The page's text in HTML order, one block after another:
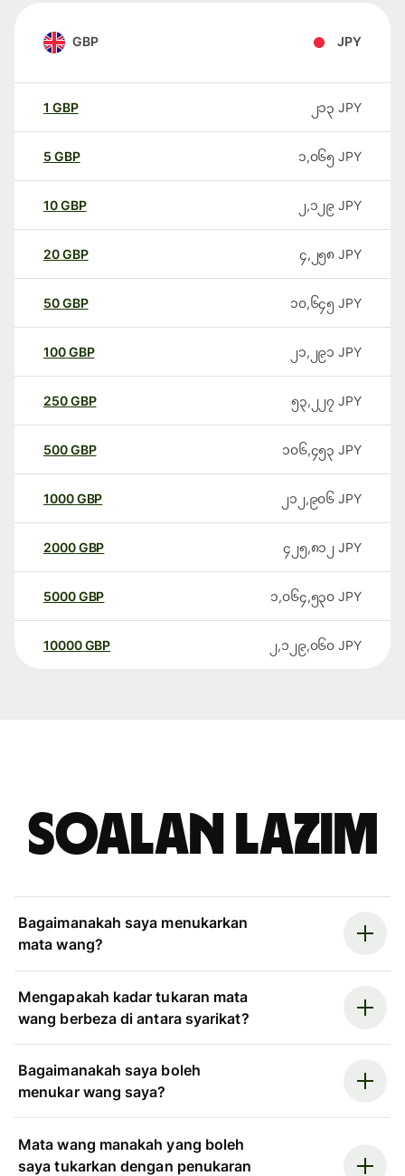
GBP JPY
1 GBP ၂၁၃ JPY
5 GBP ၁,၀၆၅ JPY
10GBP ၂,၁၂၉ JPY
20GBP ၄,၂၅၈ JPY
50GBP ၁၀,၆၄၅ JPY
100GBP ၂၁,၂၉၁ JPY
250GBP ၅၃,၂၂၇ JPY
500GBP ၁၀၆,၄၅၃ JPY
1000GBP ၂၁၂,၉၀၆ JPY
2000GBP ၄၂၅,၈၁၂ JPY
5000GBP ၁,၀၆၄,၅၃၀ JPY
10000 GBP ၂,၁၂၉,၀၆၀ JPY
Soalan Lazim
Bagaimanakah saya menukarkan
mata wang?
Mengapakah kadar tukaran mata
wang berbeza di antara syarikat?
Bagaimanakah saya boleh
menukar wang saya?
Mata wang manakah yang boleh
saya tukarkan dengan penukaran